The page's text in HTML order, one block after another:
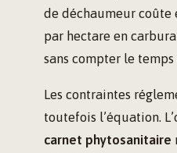
de déchaumeur coûte
par hectare en
sans compter le
Les contraintes
toutefois l’équation.
carnet phytosanitaire